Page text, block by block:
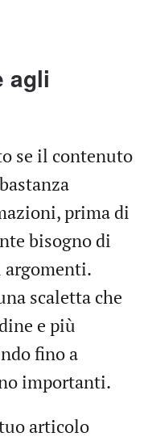
agli
se il contenuto
prima di
bisogno di
argomenti.
scaletta che
e più
fino a
importanti.
articolo